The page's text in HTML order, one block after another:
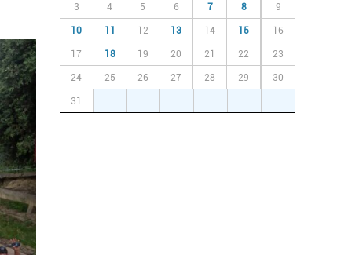
3 4 5 6 7 8 9
10 11 12 13 14 15 16
17 18 19 20 21 22 23
24 25 26 27 28 29 30
31